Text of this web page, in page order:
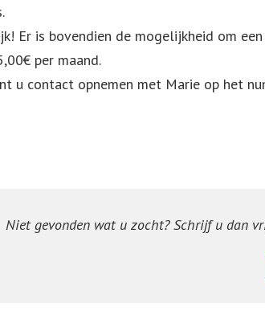
Er is bovendien de mogelijkheid om
per maand.
u contact opnemen met Marie op het
Niet gevonden wat u zocht? Schrijf u dan